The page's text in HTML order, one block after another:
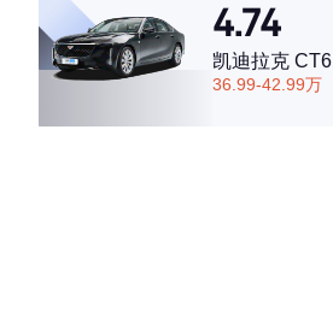
4.74
凯迪拉克 CT6
36.99-42.99万